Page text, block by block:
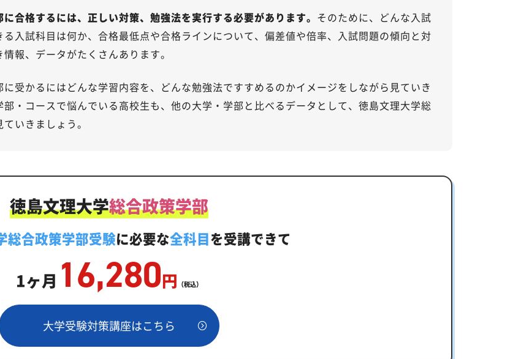
合格するには、正しい対策、勉強法を実行する必要があります。 そのために、どんな入試
入試科目は何か、合格最低点や合格ラインについて、偏差値や倍率、入試問題の傾向と対
報、データがたくさんあります。
受かるにはどんな学習内容を、どんな勉強法ですすめるのかイメージをしながら見ていき
部・コースで悩んでいる高校生も、他の大学・学部と比べるデータとして、徳島文理大学総
いきましょう。
徳島文理大学総合政策学部
総合政策学部受験に必要な全科目を受講できて
1ヶ月 16,280円 （税込）
大学受験対策講座はこちら